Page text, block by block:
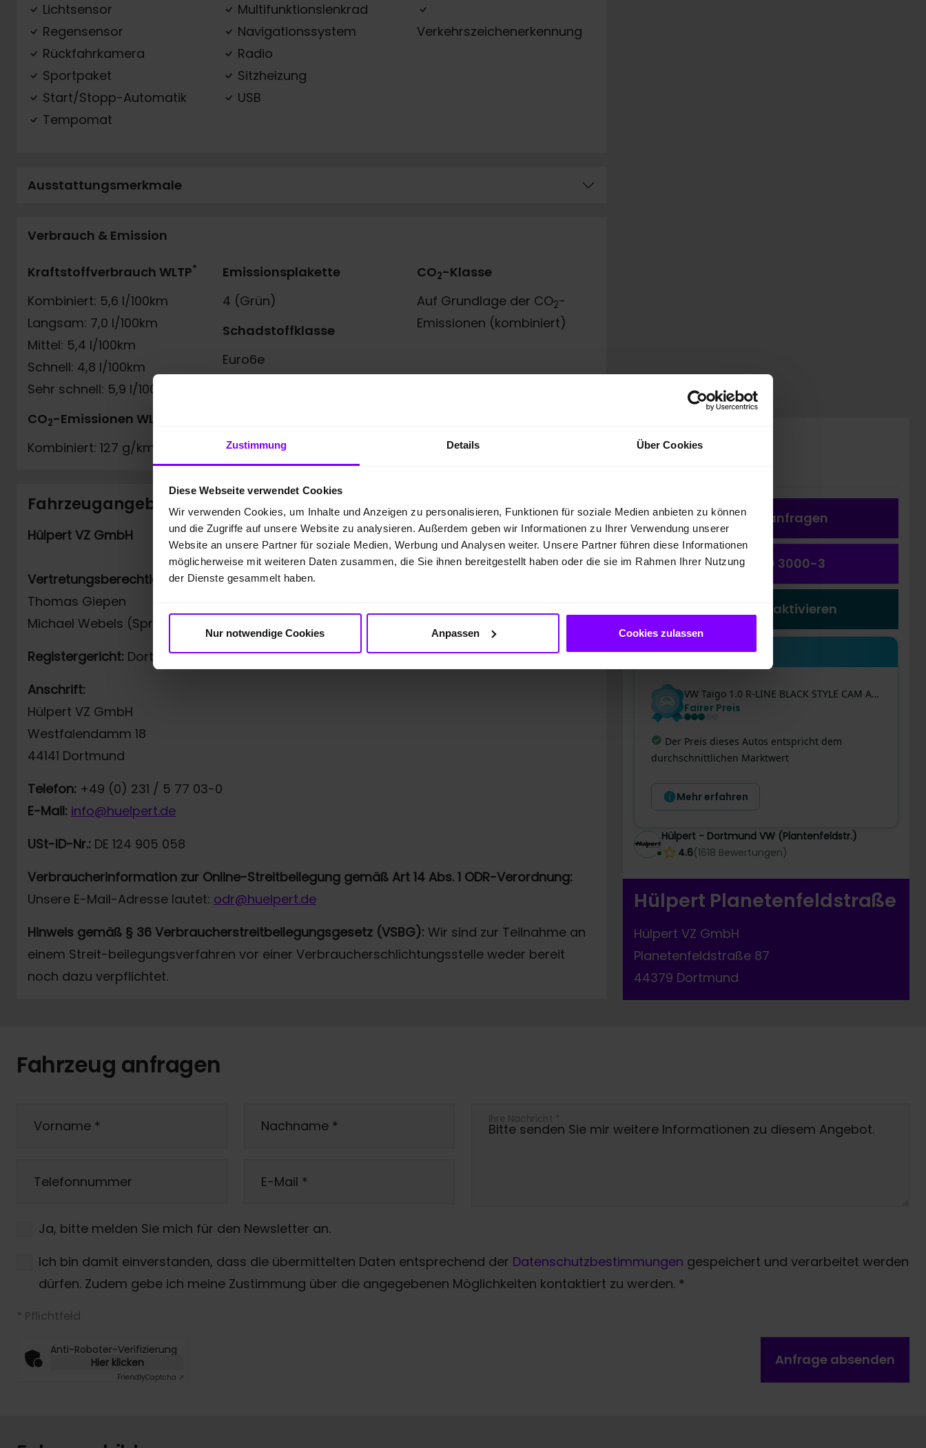
Zustimmung Details Über Cookies
Diese Webseite verwendet Cookies
Wir verwenden Cookies, um Inhalte und Anzeigen zu personalisieren, Funktionen für soziale Medien anbieten zu können
und die Zugriffe auf unsere Website zu analysieren. Außerdem geben wir Informationen zu Ihrer Verwendung unserer
Website an unsere Partner für soziale Medien, Werbung und Analysen weiter. Unsere Partner führen diese Informationen
möglicherweise mit weiteren Daten zusammen, die Sie ihnen bereitgestellt haben oder die sie im Rahmen Ihrer Nutzung
der Dienste gesammelt haben.
Nur notwendige Cookies Anpassen Cookies zulassen
Lichtsensor
Regensensor
Rückfahrkamera
Sportpaket
Start/Stopp-Automatik
Tempomat
Multifunktionslenkrad
Navigationssystem
Radio
Sitzheizung
USB
Verkehrszeichenerkennung
Ausstattungsmerkmale
Verbrauch & Emission
Kraftstoffverbrauch WLTP*
Kombiniert: 5,6 l/100km
Langsam: 7,0 l/100km
Mittel: 5,4 l/100km
Schnell: 4,8 l/100km
Sehr schnell: 5,9 l/100km
CO2-Emissionen WLTP
Kombiniert: 127 g/km
Emissionsplakette
4 (Grün)
Schadstoffklasse
Euro6e
CO2-Klasse
Auf Grundlage der CO2-
Emissionen (kombiniert)
Fahrzeugangebot der Hülpert VZ GmbH
Hülpert VZ GmbH
Vertretungsberechtigt:
Thomas Giepen
Michael Webels (Sprecher der Geschäftsführung)
Registergericht: Dortmund, HRB 6837
Anschrift:
Hülpert VZ GmbH
Westfalendamm 18
44141 Dortmund
Telefon: +49 (0) 231 / 5 77 03-0
E-Mail: info@huelpert.de
USt-ID-Nr.: DE 124 905 058
Verbraucherinformation zur Online-Streitbeilegung gemäß Art 14 Abs. 1 ODR-Verordnung:
Unsere E-Mail-Adresse lautet: odr@huelpert.de
Hinweis gemäß § 36 Verbraucherstreitbeilegungsgesetz (VSBG): Wir sind zur Teilnahme an
einem Streit-beilegungsverfahren vor einer Verbraucherschlichtungsstelle weder bereit
noch dazu verpflichtet.
Preis inkl. MwSt.
Fahrzeug anfragen
(0231) 550 3000-3
Preiswecker aktivieren
Einblicke
VW Taigo 1.0 R-LINE BLACK STYLE CAM ACC LM18 NAVI
Fairer Preis
Der Preis dieses Autos entspricht dem
durchschnittlichen Marktwert
Mehr erfahren
Hülpert - Dortmund VW (Plantenfeldstr.)
4.6(1618 Bewertungen)
Hülpert Planetenfeldstraße
Hülpert VZ GmbH
Planetenfeldstraße 87
44379 Dortmund
Fahrzeug anfragen
Vorname * Nachname *
Telefonnummer E-Mail *
Ihre Nachricht *
Ja, bitte melden Sie mich für den Newsletter an.
Ich bin damit einverstanden, dass die übermittelten Daten entsprechend der Datenschutzbestimmungen gespeichert und verarbeitet werden
dürfen. Zudem gebe ich meine Zustimmung über die angegebenen Möglichkeiten kontaktiert zu werden. *
* Pflichtfeld
Anti-Roboter-Verifizierung
Hier klicken
FriendlyCaptcha ⇗
Anfrage absenden